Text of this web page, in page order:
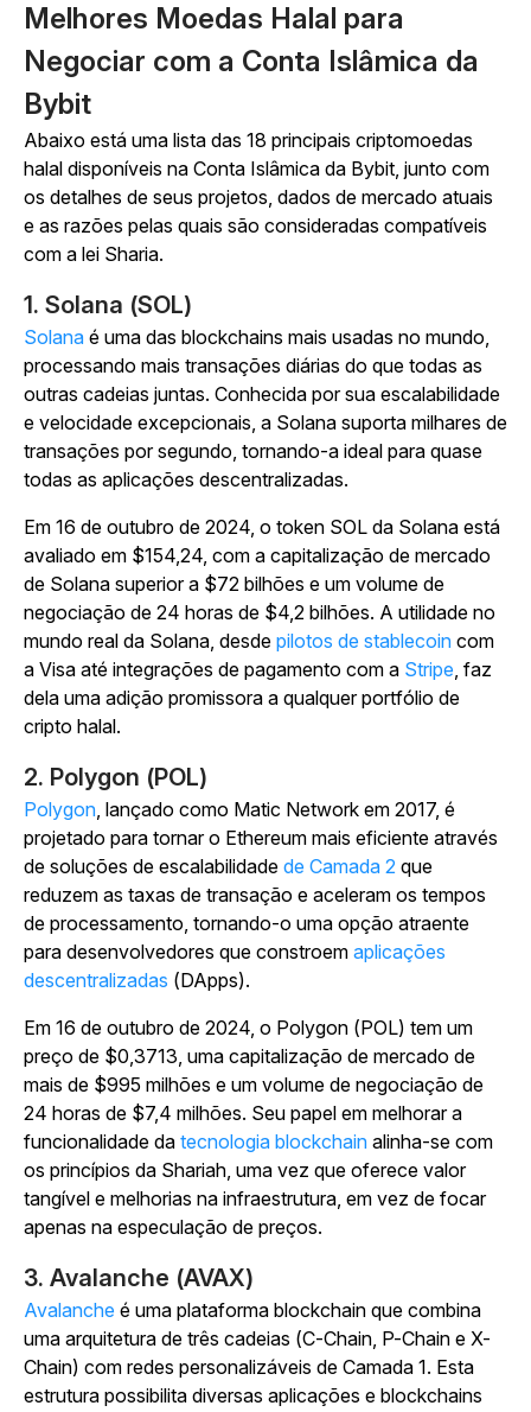
Melhores Moedas Halal para
Negociar com a Conta Islâmica da
Bybit
Abaixo está uma lista das 18 principais criptomoedas
halal disponíveis na Conta Islâmica da Bybit, junto com
os detalhes de seus projetos, dados de mercado atuais
e as razões pelas quais são consideradas compatíveis
com a lei Sharia.
1. Solana (SOL)
Solana é uma das blockchains mais usadas no mundo,
processando mais transações diárias do que todas as
outras cadeias juntas. Conhecida por sua escalabilidade
e velocidade excepcionais, a Solana suporta milhares de
transações por segundo, tornando-a ideal para quase
todas as aplicações descentralizadas.
Em 16 de outubro de 2024, o token SOL da Solana está
avaliado em $154,24, com a capitalização de mercado
de Solana superior a $72 bilhões e um volume de
negociação de 24 horas de $4,2 bilhões. A utilidade no
mundo real da Solana, desde pilotos de stablecoin com
a Visa até integrações de pagamento com a Stripe, faz
dela uma adição promissora a qualquer portfólio de
cripto halal.
2. Polygon (POL)
Polygon, lançado como Matic Network em 2017, é
projetado para tornar o Ethereum mais eficiente através
de soluções de escalabilidade de Camada 2 que
reduzem as taxas de transação e aceleram os tempos
de processamento, tornando-o uma opção atraente
para desenvolvedores que constroem aplicações
descentralizadas (DApps).
Em 16 de outubro de 2024, o Polygon (POL) tem um
preço de $0,3713, uma capitalização de mercado de
mais de $995 milhões e um volume de negociação de
24 horas de $7,4 milhões. Seu papel em melhorar a
funcionalidade da tecnologia blockchain alinha-se com
os princípios da Shariah, uma vez que oferece valor
tangível e melhorias na infraestrutura, em vez de focar
apenas na especulação de preços.
3. Avalanche (AVAX)
Avalanche é uma plataforma blockchain que combina
uma arquitetura de três cadeias (C-Chain, P-Chain e X-
Chain) com redes personalizáveis de Camada 1. Esta
estrutura possibilita diversas aplicações e blockchains